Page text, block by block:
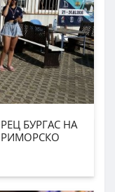
БУРГАС НА